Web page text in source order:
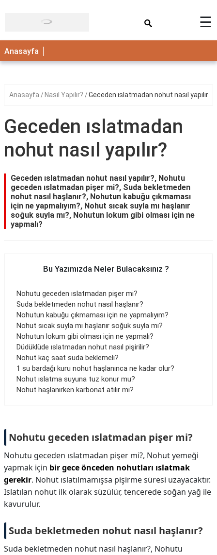
ANASAYFA
☰
Anasayfa
Anasayfa Nasıl Yapılır? Geceden ıslatmadan nohut nasıl yapılır?
Geceden ıslatmadan
nohut nasıl yapılır?
Geceden ıslatmadan nohut nasıl yapılır?, Nohutu
geceden ıslatmadan pişer mi?, Suda bekletmeden
nohut nasıl haşlanır?, Nohutun kabuğu çıkmaması
için ne yapmalıyım?, Nohut sıcak suyla mı haşlanır
soğuk suyla mı?, Nohutun lokum gibi olması için ne
yapmalı?
Bu Yazımızda Neler Bulacaksınız ?
Nohutu geceden ıslatmadan pişer mi?
Suda bekletmeden nohut nasıl haşlanır?
Nohutun kabuğu çıkmaması için ne yapmalıyım?
Nohut sıcak suyla mı haşlanır soğuk suyla mı?
Nohutun lokum gibi olması için ne yapmalı?
Düdüklüde ıslatmadan nohut nasıl pişirilir?
Nohut kaç saat suda beklemeli?
1 su bardağı kuru nohut haşlanınca ne kadar olur?
Nohut ıslatma suyuna tuz konur mu?
Nohut haşlanırken karbonat atılır mı?
Nohutu geceden ıslatmadan pişer mi?
Nohutu geceden ıslatmadan pişer mi?, Nohut yemeği
yapmak için bir gece önceden nohutları ıslatmak
gerekir. Nohut ıslatılmamışsa pişirme süresi uzayacaktır.
Islatılan nohut ilk olarak süzülür, tencerede soğan yağ ile
kavurulur.
Suda bekletmeden nohut nasıl haşlanır?
Suda bekletmeden nohut nasıl haşlanır?, Nohutu